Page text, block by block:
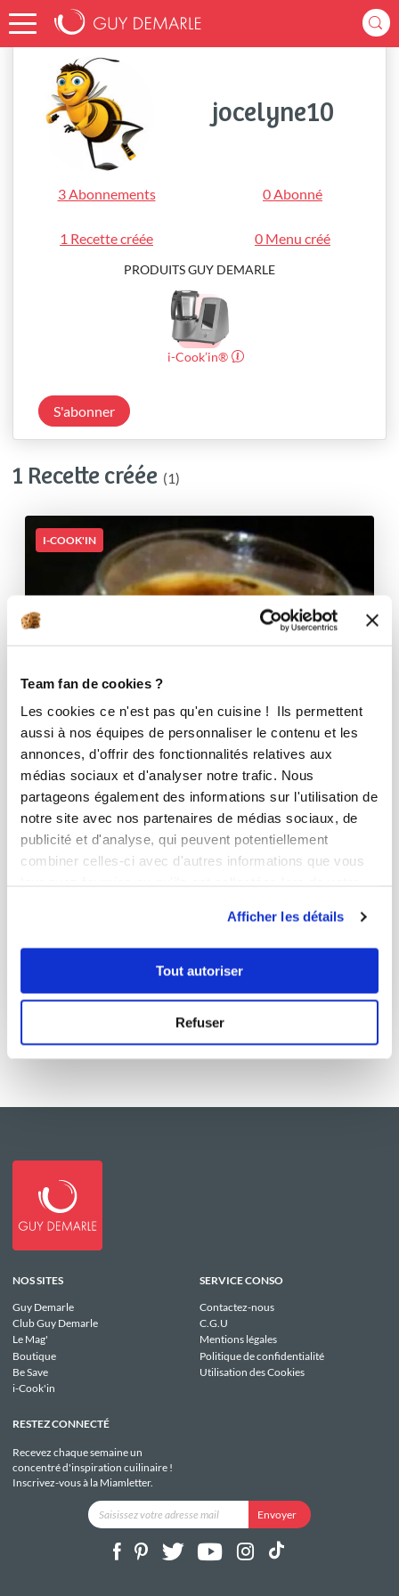
Team fan de cookies ?
Les cookies ce n'est pas qu'en cuisine ! Ils permettent
aussi à nos équipes de personnaliser le contenu et les
annonces, d'offrir des fonctionnalités relatives aux
médias sociaux et d'analyser notre trafic. Nous
partageons également des informations sur l'utilisation de
notre site avec nos partenaires de médias sociaux, de
publicité et d'analyse, qui peuvent potentiellement
combiner celles-ci avec d'autres informations que vous
Afficher les détails
Tout autoriser
Refuser
Accueil jocelyne10
jocelyne10
3 Abonnements 0 Abonné
1 Recette créée 0 Menu créé
PRODUITS GUY DEMARLE
i-Cook’in®
S'abonner
1 Recette créée (1)
I-COOK'IN
Crème à la vanille et au nougat façon...
NOS SITES
Guy Demarle
Club Guy Demarle
Le Mag'
Boutique
Be Save
i-Cook'in
SERVICE CONSO
Contactez-nous
C.G.U
Mentions légales
Politique de confidentialité
Utilisation des Cookies
RESTEZ CONNECTÉ
Recevez chaque semaine un
concentré d'inspiration cuilinaire !
Inscrivez-vous à la Miamletter.